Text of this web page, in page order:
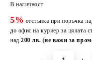
В наличност
5% отстъпка при поръчка
до офис на куриер за цялата
над 200 лв. (не важи за